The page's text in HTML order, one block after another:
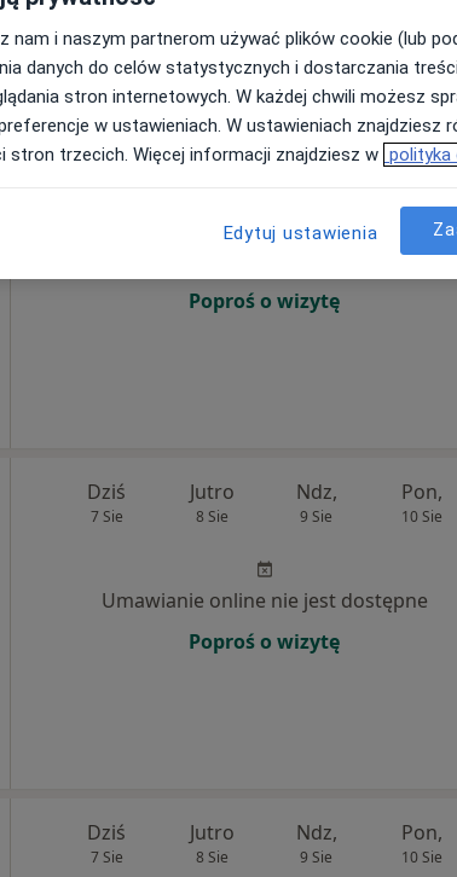
Dziś Jutro Ndz, Pon,
Umawianie online nie jest dostępne
Poproś o wizytę
Dziś
7 Sie
Jutro
8 Sie
Ndz,
9 Sie
Pon,
10 Sie
Umawianie online nie jest dostępne
Poproś o wizytę
Dziś
7 Sie
Jutro
8 Sie
Ndz,
9 Sie
Pon,
10 Sie
nam i naszym partnerom używać plików cookie (lub
danych do celów statystycznych i dostarczania
stron internetowych. W każdej chwili możesz
w ustawieniach. W ustawieniach znajdziesz
stron trzecich. Więcej informacji znajdziesz w polityka
Edytuj ustawienia